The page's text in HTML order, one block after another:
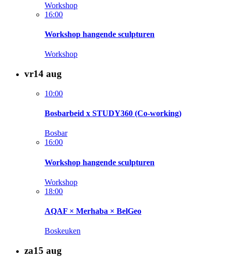
Workshop
16:00
Workshop hangende sculpturen
Workshop
vr14 aug
10:00
Bosbarbeid x STUDY360 (Co-working)
Bosbar
16:00
Workshop hangende sculpturen
Workshop
18:00
AQAF × Merhaba × BelGeo
Boskeuken
za15 aug